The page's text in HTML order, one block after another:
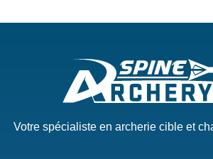
Votre spécialiste en archerie cible et